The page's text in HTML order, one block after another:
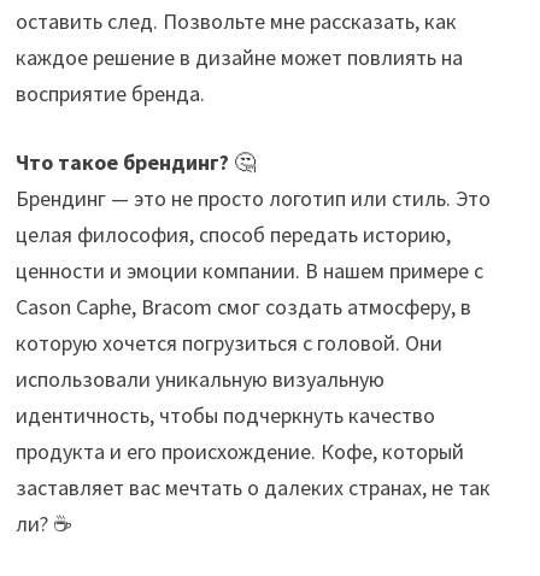
оставить след. Позвольте мне рассказать, как
каждое решение в дизайне может повлиять на
восприятие бренда.
Что такое брендинг? 🤔
Брендинг — это не просто логотип или стиль. Это
целая философия, способ передать историю,
ценности и эмоции компании. В нашем примере с
Cason Caphe, Bracom смог создать атмосферу, в
которую хочется погрузиться с головой. Они
использовали уникальную визуальную
идентичность, чтобы подчеркнуть качество
продукта и его происхождение. Кофе, который
заставляет вас мечтать о далеких странах, не так
ли? ☕